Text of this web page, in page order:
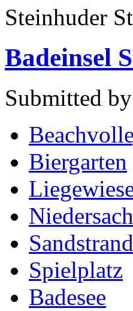
Steinhuder
Badeinsel
Submitted
Biergarten
Sandstrand
Spielplatz
Badesee